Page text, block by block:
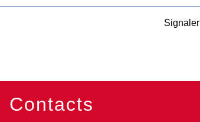
Contacts